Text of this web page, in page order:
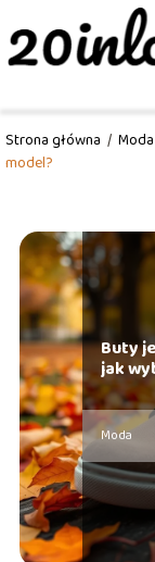
Strona główna / Moda
model?
Buty
jak
Moda